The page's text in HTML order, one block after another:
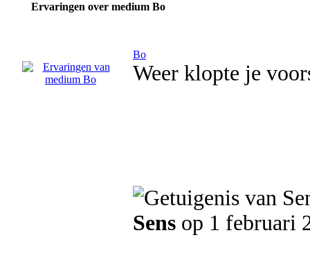
Ervaringen over medium Bo
Bo
Weer klopte je
Sens op 1 februari